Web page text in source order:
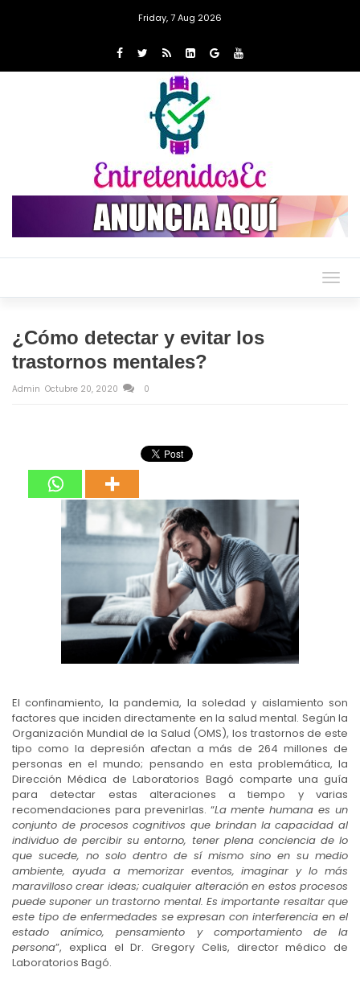
Friday, 7 Aug 2026
¿Cómo detectar y evitar los
trastornos mentales?
Admin Octubre 20, 2020 0
El confinamiento, la pandemia, la soledad y aislamiento son
factores que inciden directamente en la salud mental. Según la
Organización Mundial de la Salud (OMS), los trastornos de este
tipo como la depresión afectan a más de 264 millones de
personas en el mundo; pensando en esta problemática, la
Dirección Médica de Laboratorios Bagó comparte una guía
para detectar estas alteraciones a tiempo y varias
recomendaciones para prevenirlas. “La mente humana es un
conjunto de procesos cognitivos que brindan la capacidad al
individuo de percibir su entorno, tener plena conciencia de lo
que sucede, no solo dentro de sí mismo sino en su medio
ambiente, ayuda a memorizar eventos, imaginar y lo más
maravilloso crear ideas; cualquier alteración en estos procesos
puede suponer un trastorno mental. Es importante resaltar que
este tipo de enfermedades se expresan con interferencia en el
estado anímico, pensamiento y comportamiento de la
persona”, explica el Dr. Gregory Celis, director médico de
Laboratorios Bagó.